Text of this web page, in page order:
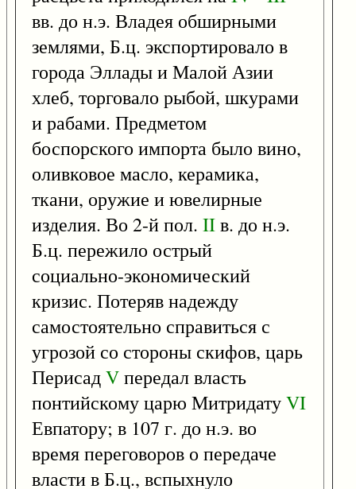
вв. до н.э. Владея обширными
землями, Б.ц. экспортировало в
города Эллады и Малой Азии
хлеб, торговало рыбой, шкурами
и рабами. Предметом
боспорского импорта было вино,
оливковое масло, керамика,
ткани, оружие и ювелирные
изделия. Во 2-й пол. IIв. до н.э.
Б.ц. пережило острый
социально-экономический
кризис. Потеряв надежду
самостоятельно справиться с
угрозой со стороны скифов, царь
ПерисадVпередал власть
понтийскому царю МитридатуVI
Евпатору; в 107 г. до н.э. во
время переговоров о передаче
власти в Б.ц., вспыхнуло